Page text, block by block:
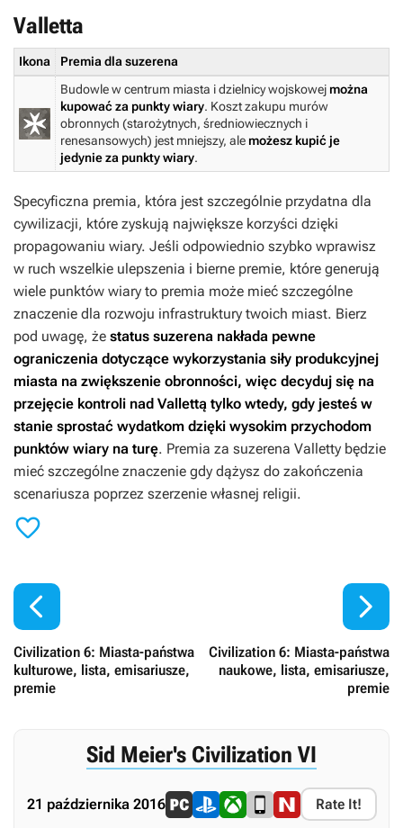
Valletta
Ikona
Premia dla suzerena
Budowle w centrum miasta i dzielnicy wojskowej można
kupować za punkty wiary. Koszt zakupu murów
obronnych (starożytnych, średniowiecznych i
renesansowych) jest mniejszy, ale możesz kupić je
jedynie za punkty wiary.
Specyficzna premia, która jest szczególnie przydatna dla
cywilizacji, które zyskują największe korzyści dzięki
propagowaniu wiary. Jeśli odpowiednio szybko wprawisz
w ruch wszelkie ulepszenia i bierne premie, które generują
wiele punktów wiary to premia może mieć szczególne
znaczenie dla rozwoju infrastruktury twoich miast. Bierz
pod uwagę, że status suzerena nakłada pewne
ograniczenia dotyczące wykorzystania siły produkcyjnej
miasta na zwiększenie obronności, więc decyduj się na
przejęcie kontroli nad Vallettą tylko wtedy, gdy jesteś w
stanie sprostać wydatkom dzięki wysokim przychodom
punktów wiary na turę. Premia za suzerena Valletty będzie
mieć szczególne znaczenie gdy dążysz do zakończenia
scenariusza poprzez szerzenie własnej religii.


Civilization 6: Miasta-państwa
kulturowe, lista, emisariusze,
premie
Civilization 6: Miasta-państwa
naukowe, lista, emisariusze,
premie

Sid Meier's Civilization VI
21 października 2016 Rate It!